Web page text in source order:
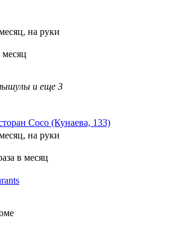
на руки
и еще 3
Coco (Кунаева, 133)
на руки
в месяц